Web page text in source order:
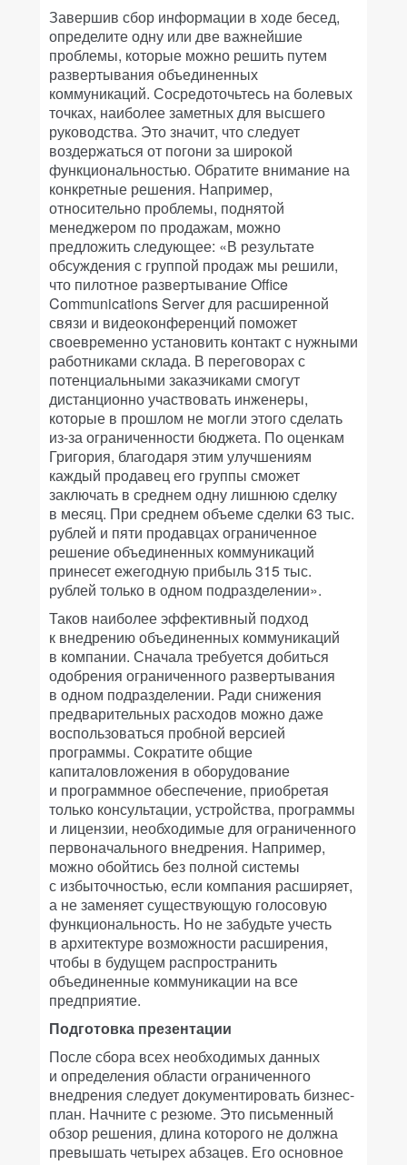
Завершив сбор информации в ходе бесед,
определите одну или две важнейшие
проблемы, которые можно решить путем
развертывания объединенных
коммуникаций. Сосредоточьтесь на болевых
точках, наиболее заметных для высшего
руководства. Это значит, что следует
воздержаться от погони за широкой
функциональностью. Обратите внимание на
конкретные решения. Например,
относительно проблемы, поднятой
менеджером по продажам, можно
предложить следующее: «В результате
обсуждения с группой продаж мы решили,
что пилотное развертывание Office
Communications Server для расширенной
связи и видеоконференций поможет
своевременно установить контакт с нужными
работниками склада. В переговорах с
потенциальными заказчиками смогут
дистанционно участвовать инженеры,
которые в прошлом не могли этого сделать
из-за ограниченности бюджета. По оценкам
Григория, благодаря этим улучшениям
каждый продавец его группы сможет
заключать в среднем одну лишнюю сделку
в месяц. При среднем объеме сделки 63 тыс.
рублей и пяти продавцах ограниченное
решение объединенных коммуникаций
принесет ежегодную прибыль 315 тыс.
рублей только в одном подразделении».
Таков наиболее эффективный подход
к внедрению объединенных коммуникаций
в компании. Сначала требуется добиться
одобрения ограниченного развертывания
в одном подразделении. Ради снижения
предварительных расходов можно даже
воспользоваться пробной версией
программы. Сократите общие
капиталовложения в оборудование
и программное обеспечение, приобретая
только консультации, устройства, программы
и лицензии, необходимые для ограниченного
первоначального внедрения. Например,
можно обойтись без полной системы
с избыточностью, если компания расширяет,
а не заменяет существующую голосовую
функциональность. Но не забудьте учесть
в архитектуре возможности расширения,
чтобы в будущем распространить
объединенные коммуникации на все
предприятие.
Подготовка презентации
После сбора всех необходимых данных
и определения области ограниченного
внедрения следует документировать бизнес-
план. Начните с резюме. Это письменный
обзор решения, длина которого не должна
превышать четырех абзацев. Его основное